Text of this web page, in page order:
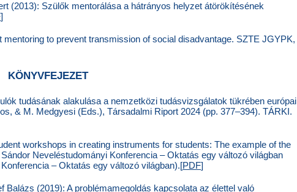
(2013): Szülők mentorálása a hátrányos helyzet átörökítésének
]
to prevent transmission of social disadvantage. SZTE JGYPK,
KÖNYVFEJEZET
tudásának alakulása a nemzetközi tudásvizsgálatok tükrében európai
& M. Medgyesi (Eds.), Társadalmi Riport 2024 (pp. 377–394). TÁRKI.
workshops in creating instruments for students: The example of the
Neveléstudományi Konferencia – Oktatás egy változó világban
– Oktatás egy változó világban).[PDF]
(2019): A problémamegoldás kapcsolata az élettel való